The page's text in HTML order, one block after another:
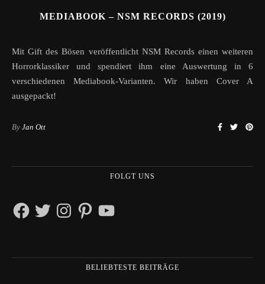
MEDIABOOK – NSM RECORDS (2019)
Mit Gift des Bösen veröffentlicht NSM Records einen weiteren
Horrorklassiker und spendiert ihm eine Auswertung in 6
verschiedenen Mediabook-Varianten. Wir haben Cover A
ausgepackt!
By Jan Ott
FOLGT UNS
FacebookTwitterInstagramPinterestYouTube
BELIEBTESTE BEITRÄGE